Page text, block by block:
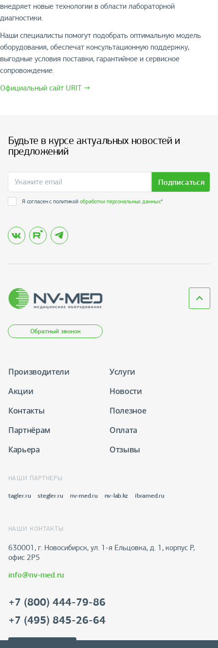
внедряет новые технологии в области лабораторной
диагностики.
Наши специалисты помогут подобрать оптимальную модель
оборудования, обеспечат консультационную поддержку,
выгодные условия поставки, гарантийное и сервисное
сопровождение.
Официальный сайт URIT →
Будьте в курсе актуальных новостей и
предложений
Подписаться
Я согласен с политикойобработки персональных данных*
Обратный звонок
Производители
Услуги
Акции
Новости
Контакты
Полезное
Партнёрам
Оплата
Карьера
Отзывы
НАШИ ПАРТНЕРЫ
tagler.ru stegler.ru nv-med.ru nv-lab.kz ibramed.ru
НАШИ КОНТАКТЫ
630001, г. Новосибирск, ул. 1-я Ельцовка, д. 1, корпус Р,
офис 2Р5
info@nv-med.ru
+7 (800) 444-79-86
+7 (495) 845-26-64